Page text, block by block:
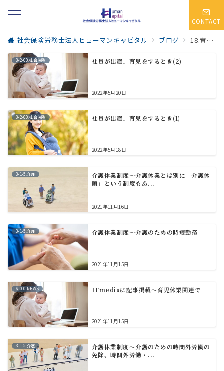
CONTACT
社会保険労務士法人ヒューマンキャピタル ブログ 18.育児・介護
3-2-00.社会保険 社員が出産、育児をするとき(2)
2022年5月20日
3-2-00.社会保険 社員が出産、育児をするとき(1)
2022年5月18日
3-1-5.介護
介護休業制度～介護休業とは別に「介護休
暇」という制度もあ...
2021年11月16日
3-1-5.介護 介護休業制度～介護のための時短勤務
2021年11月15日
6-0-0.NEWS ITmediaに記事掲載～育児休業関連で
2021年11月15日
3-1-5.介護
介護休業制度～介護のための時間外労働の
免除、時間外労働・...